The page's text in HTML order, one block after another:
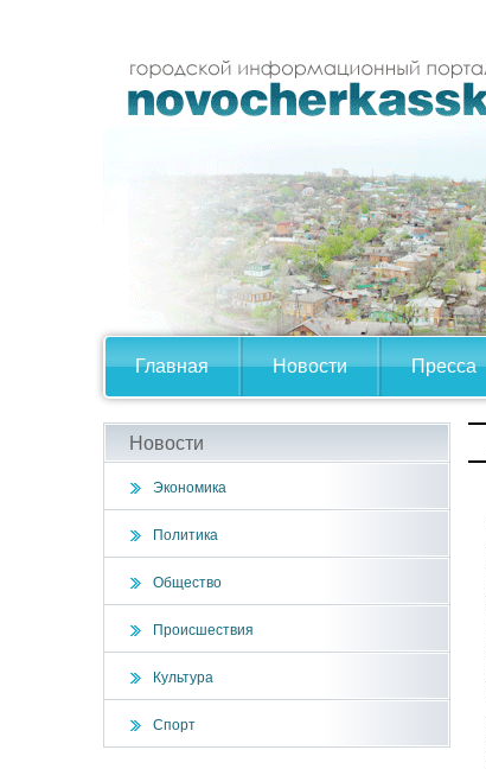
Главная Новости Пресса
Новости
Экономика
Политика
Общество
Происшествия
Культура
Спорт